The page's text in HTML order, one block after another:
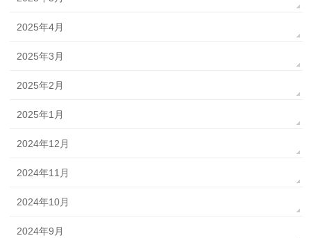
2025年4月
2025年3月
2025年2月
2025年1月
2024年12月
2024年11月
2024年10月
2024年9月